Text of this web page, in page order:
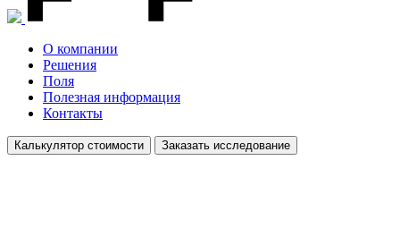
О компании
Решения
Поля
Полезная информация
Контакты
Калькулятор стоимости Заказать исследование